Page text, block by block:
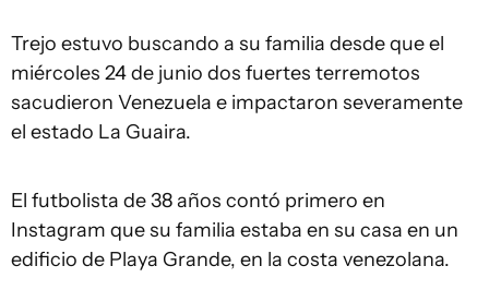
Trejo estuvo buscando a su familia desde que el
miércoles 24 de junio dos fuertes terremotos
sacudieron Venezuela e impactaron severamente
el estado La Guaira.
El futbolista de 38 años contó primero en
Instagram que su familia estaba en su casa en un
edificio de Playa Grande, en la costa venezolana.